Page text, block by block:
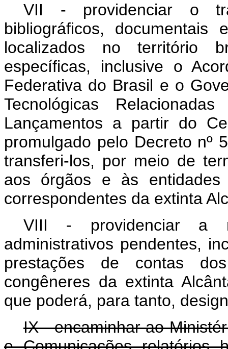
VII - providenciar o
bibliográficos, documentais
localizados no território
específicas, inclusive o
Federativa do Brasil e o
Tecnológicas
Lançamentos a partir do
promulgado pelo Decreto nº
transferi-los, por meio de
aos órgãos e às entidades
correspondentes da extinta
VIII - providenciar a
administrativos pendentes,
prestações de contas
congêneres da extinta
que poderá, para tanto,
IX - encaminhar ao